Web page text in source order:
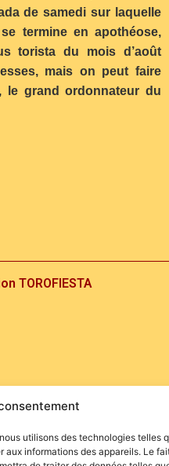
utilisons des technologies telles
informations des appareils. Le
de samedi sur laquelle
termine en apothéose,
torista du mois d’août
mais on peut faire
le grand ordonnateur du
TOROFIESTA